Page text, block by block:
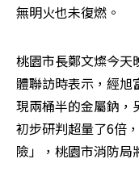
無明火也未復燃。
桃園市長鄭文燦今天
體聯訪時表示，經旭
現兩桶半的金屬鈉，
初步研判超量了6倍
險」，桃園市消防局